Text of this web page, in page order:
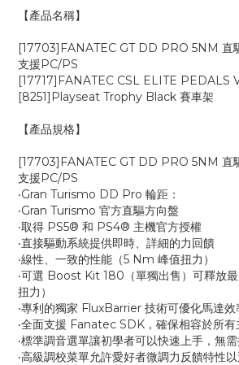
【產品名稱】
[17703]FANATEC GT DD PRO 5NM 直
支援PC/PS
[17717]FANATEC CSL ELITE PEDALS
[8251]Playseat Trophy Black 賽車架
【產品規格】
[17703]FANATEC GT DD PRO 5NM 直
支援PC/PS
‧Gran Turismo DD Pro 輪距：
‧Gran Turismo 官方直驅方向盤
‧取得 PS5® 和 PS4® 主機官方授權
‧直接驅動系統提供即時、詳細的力回饋
‧線性、一致的性能（5 Nm 峰值扭力）
‧可選 Boost Kit 180（單獨出售）可釋放
扭力）
‧專利的獨家 FluxBarrier 技術可優化馬達效
‧全面支援 Fanatec SDK，確保相容於所有
‧標準調音選單讓初學者可以快速上手，無
‧高級調校菜單允許愛好者微調力反饋特性